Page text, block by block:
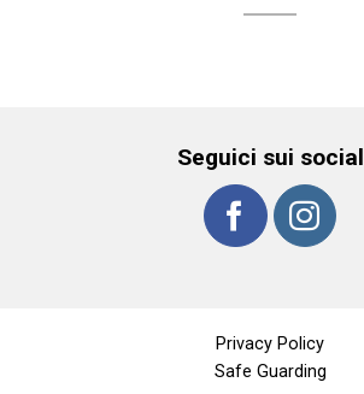
Seguici sui social
Privacy Policy
Safe Guarding